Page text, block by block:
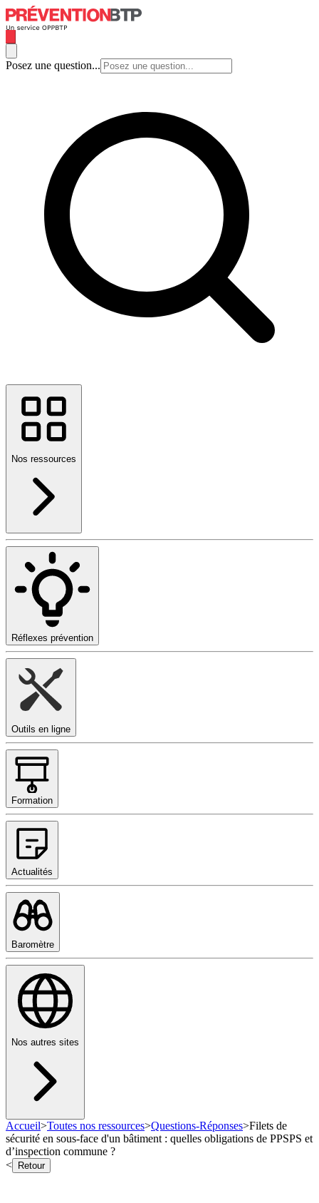
Posez une question...
Nos ressources
Réflexes prévention
Outils en ligne
Formation
Actualités
Baromètre
Nos autres sites
Accueil>Toutes nos ressources>Questions-Réponses>Filets de
sécurité en sous-face d'un bâtiment : quelles obligations de PPSPS et
d’inspection commune ?
<
Retour